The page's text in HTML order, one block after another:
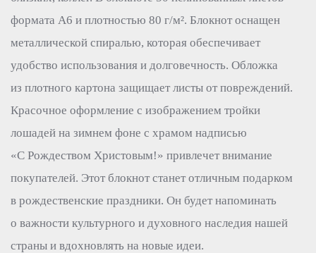
формата А6 и плотностью 80 г/м². Блокнот оснащен
металлической спиралью, которая обеспечивает
удобство использования и долговечность. Обложка
из плотного картона защищает листы от повреждений.
Красочное оформление с изображением тройки
лошадей на зимнем фоне с храмом надписью
«С Рождеством Христовым!» привлечет внимание
покупателей. Этот блокнот станет отличным подарком
в рождественские праздники. Он будет напоминать
о важности культурного и духовного наследия нашей
страны и вдохновлять на новые идеи.